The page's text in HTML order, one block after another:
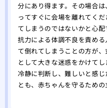
分にあり得ます。その場合
ってすぐに会場を離れてく
てしまうのではないかと心
抗力による体調不良を責め
て倒れてしまうことの方が
として大きな迷惑をかけて
冷静に判断し、難しいと感
とも、赤ちゃんを守るための